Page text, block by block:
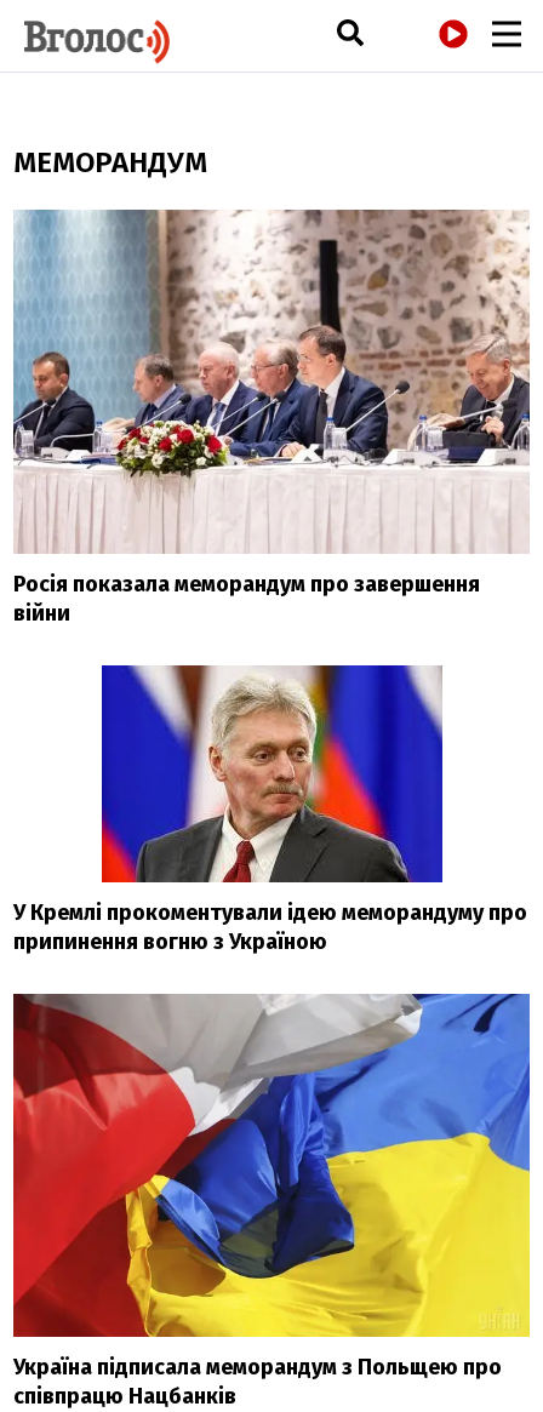
МЕМОРАНДУМ
Росія показала меморандум про завершення
війни
У Кремлі прокоментували ідею меморандуму про
припинення вогню з Україною
Україна підписала меморандум з Польщею про
співпрацю Нацбанків